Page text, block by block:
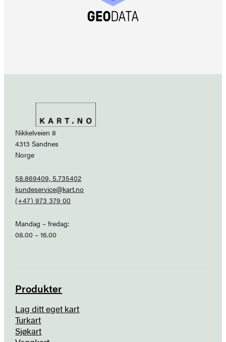
Nikkelveien 8
4313 Sandnes
Norge
58.869409, 5.735402
kundeservice@kart.no
(+47) 973 379 00
Mandag – fredag:
08.00 – 16.00
Produkter
Lag ditt eget kart
Turkart
Sjøkart